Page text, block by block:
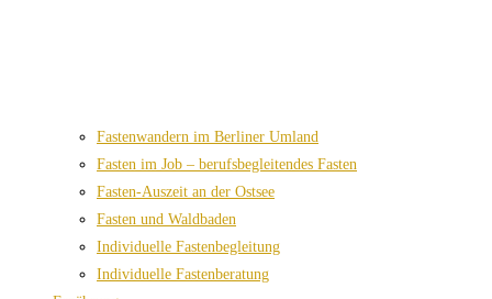
Fastenwandern im Berliner Umland
Fasten im Job – berufsbegleitendes Fasten
Fasten-Auszeit an der Ostsee
Fasten und Waldbaden
Individuelle Fastenbegleitung
Individuelle Fastenberatung